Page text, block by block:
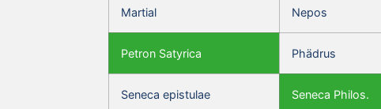
Martial Nepos
Petron Satyrica Phädrus
Seneca epistulae Seneca Philos.